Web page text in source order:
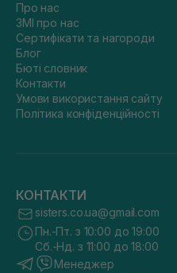
Про нас
ЗМІ про нас
Сертифікати та нагороди
Блог
Бюті словник
Контакти
Умови використання сайту
Політика конфіденційності
КОНТАКТИ
sisters.co.ua@gmail.com
Пн.-Пт. з 10:00 до 19:00
Сб.-Нд. з 11:00 до 18:00
Менеджер